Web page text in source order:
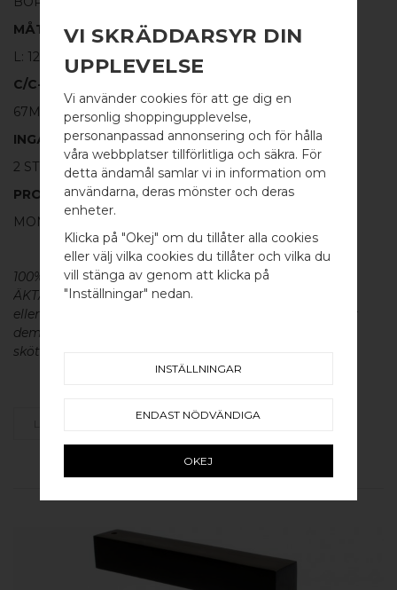
WELCOME TO
BB SWEDEN HARDWARE
Välj land / Choose country
MÅTT
L: 120MM H: 87MM TJ: 20MM
C/C-MÅTT
67MM
INGÅR
2 ST VÄGGFÄSTEN, SKRUV SAMT PLUGG
PRODUKTINFORMATION
MONTERINGSANVISNING MEDFÖLJER
100% ÄKTA METALL - Alla våra beslag är tillverkade av
ÄKTA massiv mässing, koppar, rostfritt stål
eller aluminium utan metallisk ytbehandling, vilket ger
dem en väldigt lång livslängd och vacker patina. För
skötsel av våra produkter läs mer
VI SKRÄDDARSYR DIN
UPPLEVELSE
Vi använder cookies för att ge dig en
personlig shoppingupplevelse,
personanpassad annonsering och för hålla
våra webbplatser tillförlitliga och säkra. För
detta ändamål samlar vi in information om
användarna, deras mönster och deras
enheter.
Klicka på "Okej" om du tillåter alla cookies
eller välj vilka cookies du tillåter och vilka du
vill stänga av genom att klicka på
"Inställningar" nedan.
INSTÄLLNINGAR
ENDAST NÖDVÄNDIGA
OKEJ